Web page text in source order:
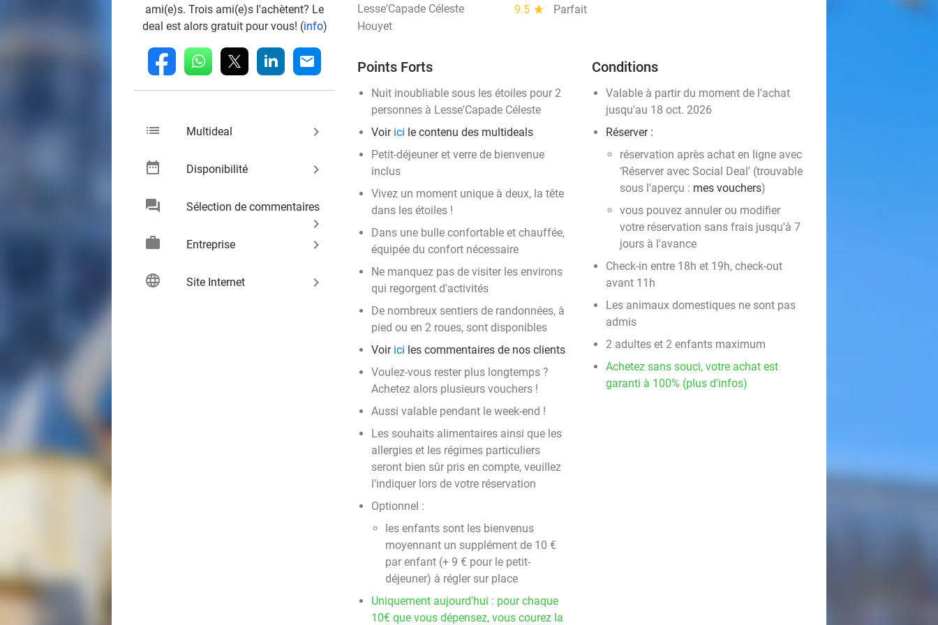
ami(e)s. Trois ami(e)s l'achètent? Le
deal est alors gratuit pour vous! (info)
fb whatsapp linkedin mail
list Multideal keyboard_arrow_right
date_range Disponibilité keyboard_arrow_right
chat Sélection de commentaires
keyboard_arrow_right
work
Entreprise keyboard_arrow_right
language Site Internet keyboard_arrow_right
Lesse'Capade Céleste 9.5 star
Parfait
Houyet
Points Forts
Nuit inoubliable sous les étoiles pour 2
personnes à Lesse'Capade Céleste
Voir ici le contenu des multideals
Petit-déjeuner et verre de bienvenue
inclus
Vivez un moment unique à deux, la tête
dans les étoiles !
Dans une bulle confortable et chauffée,
équipée du confort nécessaire
Ne manquez pas de visiter les environs
qui regorgent d'activités
De nombreux sentiers de randonnées, à
pied ou en 2 roues, sont disponibles
Voir ici les commentaires de nos clients
Voulez-vous rester plus longtemps ?
Achetez alors plusieurs vouchers !
Aussi valable pendant le week-end !
Les souhaits alimentaires ainsi que les
allergies et les régimes particuliers
seront bien sûr pris en compte, veuillez
l'indiquer lors de votre réservation
Optionnel :
les enfants sont les bienvenus
moyennant un supplément de 10 €
par enfant (+ 9 € pour le petit-
déjeuner) à régler sur place
Uniquement aujourd'hui : pour chaque
10€ que vous dépensez, vous courez la
Conditions
Valable à partir du moment de l'achat
jusqu'au 18 oct. 2026
Réserver :
réservation après achat en ligne avec
‘Réserver avec Social Deal' (trouvable
sous l'aperçu : mes vouchers)
vous pouvez annuler ou modifier
votre réservation sans frais jusqu'à 7
jours à l'avance
Check-in entre 18h et 19h, check-out
avant 11h
Les animaux domestiques ne sont pas
admis
2 adultes et 2 enfants maximum
Achetez sans souci, votre achat est
garanti à 100% (plus d'infos)